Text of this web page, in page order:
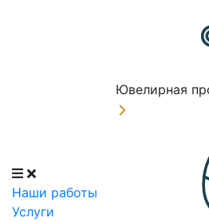
Наши работы
Услуги
Ювелирная